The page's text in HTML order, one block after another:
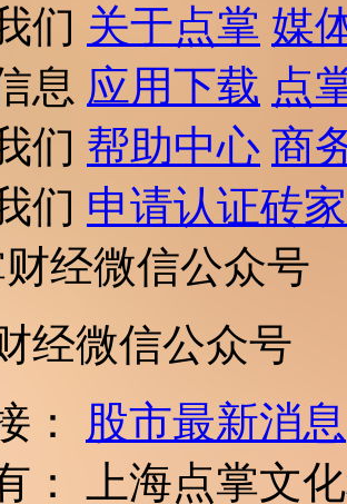
们 关于点掌 媒
息 应用下载 点
们 帮助中心 商
们 申请认证砖家
经微信公众号
：
股市最新消息
：
上海点掌文